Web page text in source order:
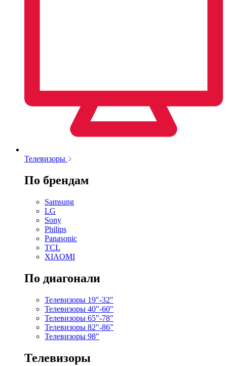
Телевизоры
По брендам
Samsung
LG
Sony
Philips
Panasonic
TCL
XIAOMI
По диагонали
Телевизоры 19"-32"
Телевизоры 40"-60"
Телевизоры 65"-78"
Телевизоры 82"-86"
Телевизоры 98"
Телевизоры